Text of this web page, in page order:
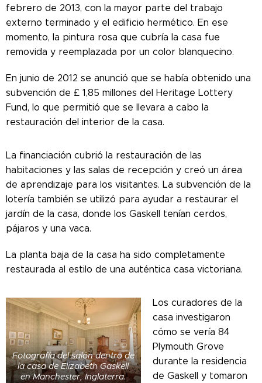
febrero de 2013, con la mayor parte del trabajo
externo terminado y el edificio hermético. En ese
momento, la pintura rosa que cubría la casa fue
removida y reemplazada por un color blanquecino.
En junio de 2012 se anunció que se había obtenido una
subvención de £ 1,85 millones del Heritage Lottery
Fund, lo que permitió que se llevara a cabo la
restauración del interior de la casa.
La financiación cubrió la restauración de las
habitaciones y las salas de recepción y creó un área
de aprendizaje para los visitantes. La subvención de la
lotería también se utilizó para ayudar a restaurar el
jardín de la casa, donde los Gaskell tenían cerdos,
pájaros y una vaca.
La planta baja de la casa ha sido completamente
restaurada al estilo de una auténtica casa victoriana.
Fotografía del salón dentro de
la casa de Elizabeth Gaskell
en Manchester, Inglaterra.
Los curadores de la
casa investigaron
cómo se vería 84
Plymouth Grove
durante la residencia
de Gaskell y tomaron